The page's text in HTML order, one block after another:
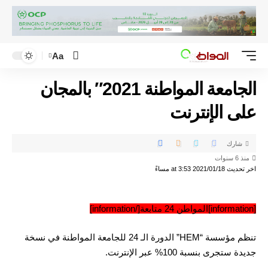
Aa
الجامعة المواطنة 2021″ بالمجان
على الإنترنت
اخر تحديث 2021/01/18 at 3:53 مساءً
منذ 6 سنوات
شارك
[information]المواطن 24 متابعة[/information]
تنظم مؤسسة “HEM” الدورة الـ 24 للجامعة المواطنة في نسخة
جديدة ستجرى بنسبة 100% عبر الإنترنت.